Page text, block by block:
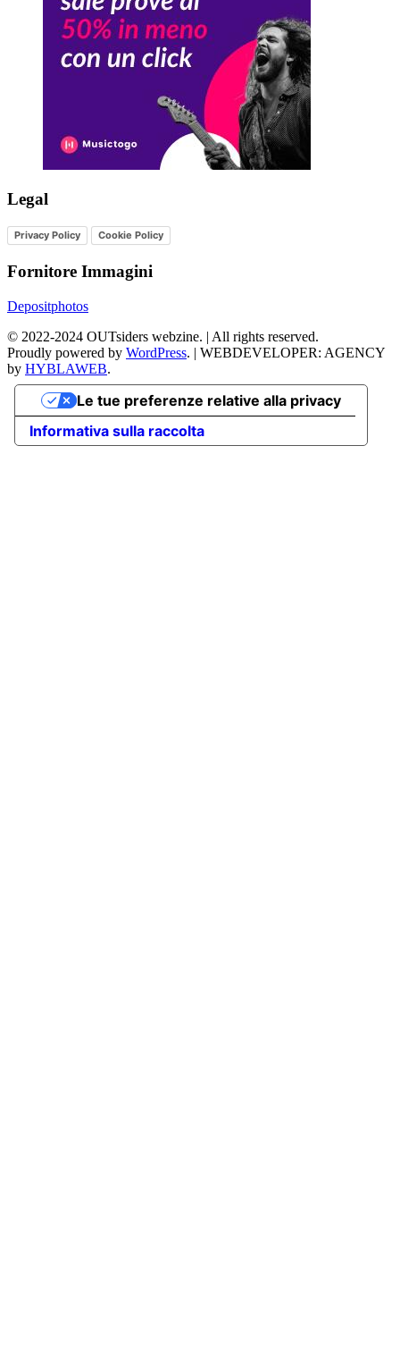
Legal
Privacy Policy Cookie Policy
Fornitore Immagini
Depositphotos
© 2022-2024 OUTsiders webzine. | All rights reserved.
Proudly powered by WordPress. | WEBDEVELOPER: AGENCY
by HYBLAWEB.
Informativa sulla raccolta
Le tue preferenze relative alla privacy